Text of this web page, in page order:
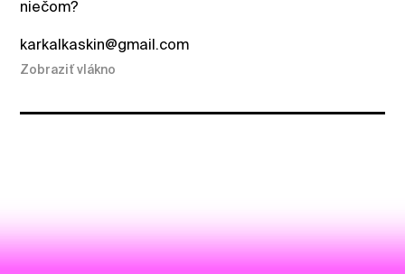
niečom?
karkalkaskin@gmail.com
Zobraziť vlákno